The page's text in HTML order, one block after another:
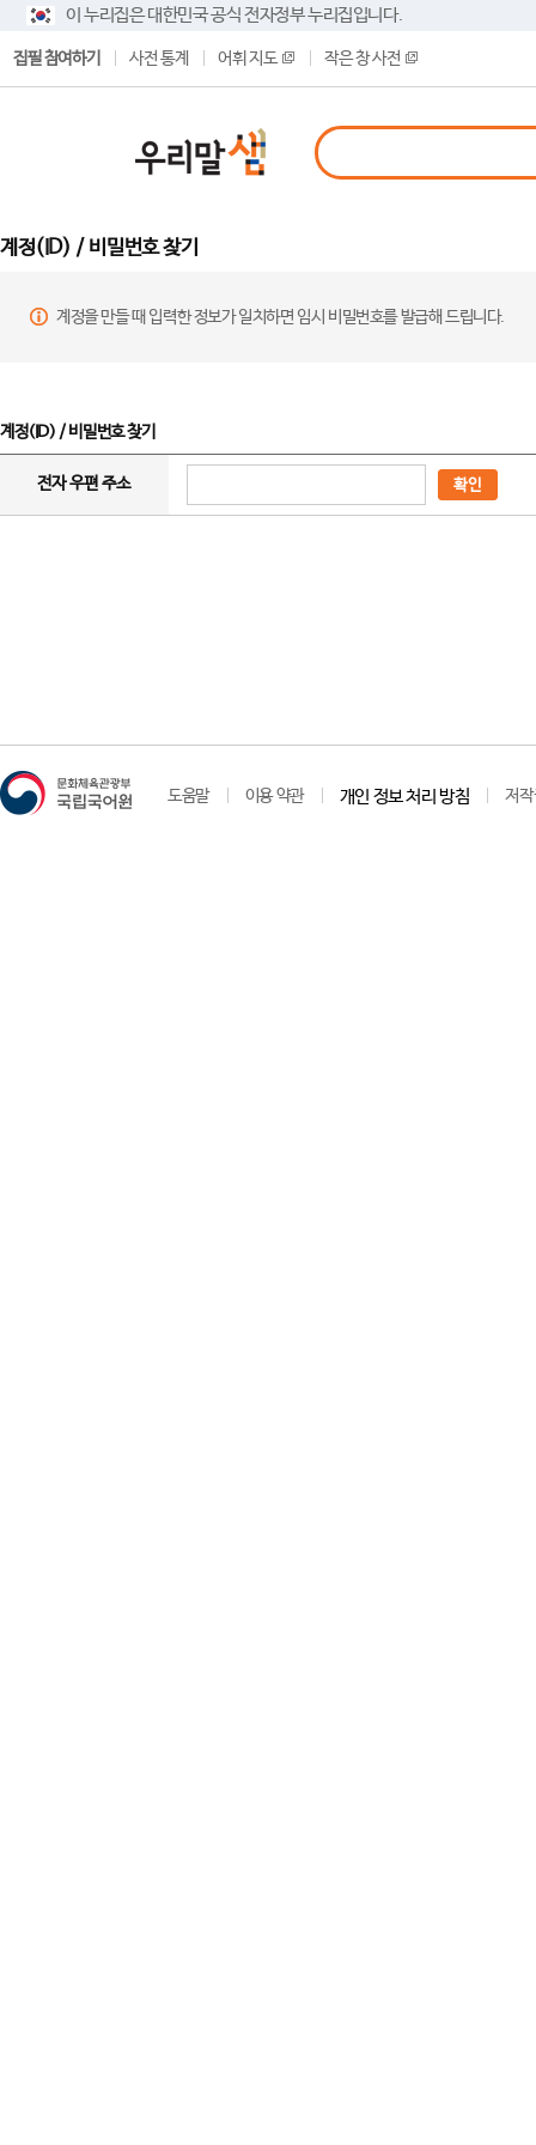
이 누리집은 대한민국 공식 전자정부 누리집입니다.
집필 참여하기 사전 통계 어휘 지도 작은 창 사전
계정(ID) / 비밀번호 찾기
계정을 만들 때 입력한 정보가 일치하면 임시 비밀번호를 발급해 드립니다.
계정(ID) / 비밀번호 찾기
전자 우편 주소 확인
도움말 이용 약관 개인 정보 처리 방침 저